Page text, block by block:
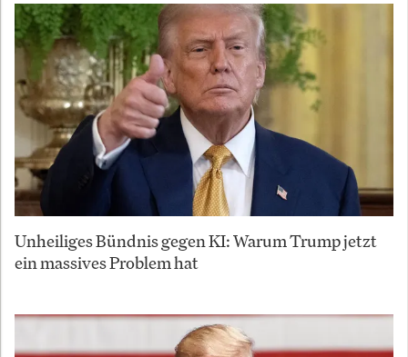
Unheiliges Bündnis gegen KI: Warum Trump jetzt
ein massives Problem hat